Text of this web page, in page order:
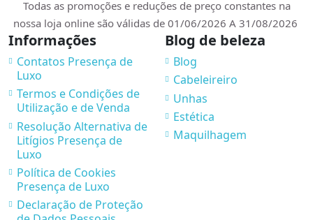
Todas as promoções e reduções de preço constantes na
nossa loja online são válidas de 01/06/2026 A 31/08/2026
Informações
Contatos Presença de
Luxo
Termos e Condições de
Utilização e de Venda
Resolução Alternativa de
Litígios Presença de
Luxo
Política de Cookies
Presença de Luxo
Declaração de Proteção
Blog de beleza
Blog
Cabeleireiro
Unhas
Estética
Maquilhagem